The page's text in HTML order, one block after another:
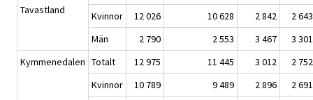
Tavastland
Kvinnor
12 026 10 628 2 842
2 643
Män
2 790 2 553 3 467
3 301
Kymmenedalen Totalt 12 975 11 445 3 012
2 752
Kvinnor
10 789 9 489 2 896
2 691